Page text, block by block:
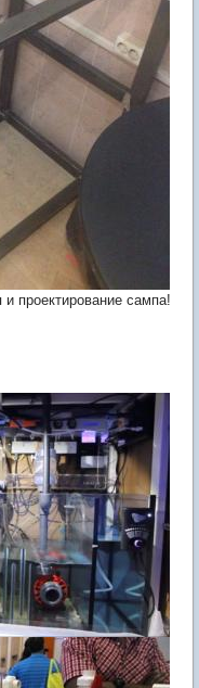
проектирование сампа!